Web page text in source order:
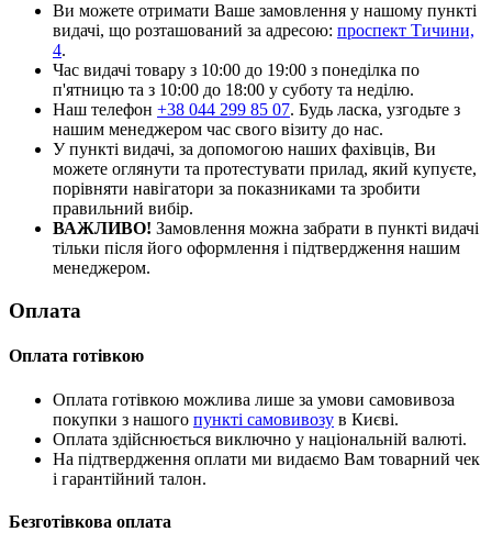
Ви можете отримати Ваше замовлення у нашому пункті
видачі, що розташований за адресою: проспект Тичини,
4.
Час видачі товару з 10:00 до 19:00 з понеділка по
п'ятницю та з 10:00 до 18:00 у суботу та неділю.
Наш телефон +38 044 299 85 07. Будь ласка, узгодьте з
нашим менеджером час свого візиту до нас.
У пункті видачі, за допомогою наших фахівців, Ви
можете оглянути та протестувати прилад, який купуєте,
порівняти навігатори за показниками та зробити
правильний вибір.
ВАЖЛИВО! Замовлення можна забрати в пункті видачі
тільки після його оформлення і підтвердження нашим
менеджером.
Оплата
Оплата готівкою
Оплата готівкою можлива лише за умови самовивоза
покупки з нашого пункті самовивозу в Києві.
Оплата здійснюється виключно у національній валюті.
На підтвердження оплати ми видаємо Вам товарний чек
і гарантійний талон.
Безготівкова оплата